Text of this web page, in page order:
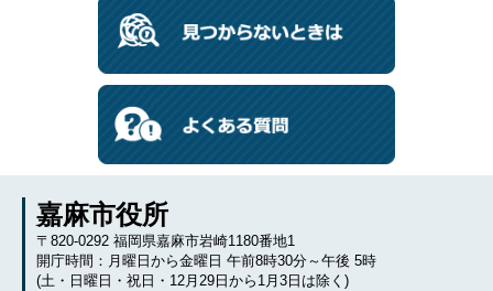
嘉麻市役所
〒820-0292 福岡県嘉麻市岩崎1180番地1
開庁時間：月曜日から金曜日 午前8時30分～午後 5時
(土・日曜日・祝日・12月29日から1月3日は除く)